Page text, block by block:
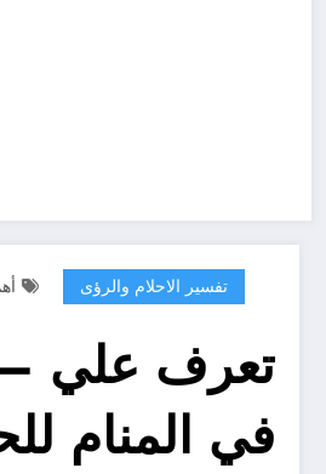
تفسير الاحلام والرؤى
تعرف علي –
في المنام